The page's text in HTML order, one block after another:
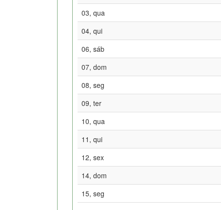
03, qua
04, qui
06, sáb
07, dom
08, seg
09, ter
10, qua
11, qui
12, sex
14, dom
15, seg